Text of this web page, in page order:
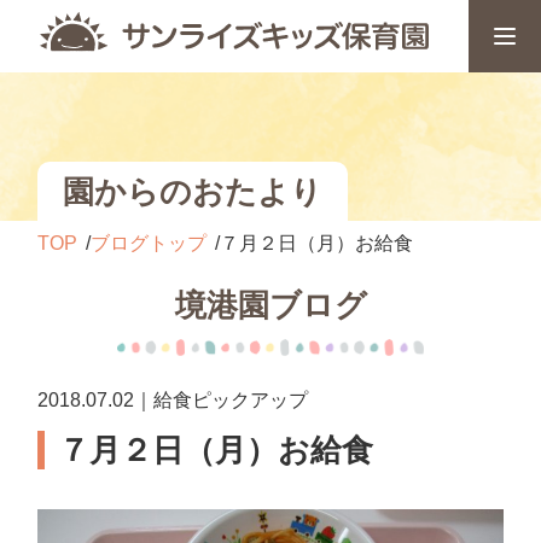
園からのおたより
TOP ブログトップ ７月２日（月）お給食
境港園ブログ
2018.07.02｜給食ピックアップ
７月２日（月）お給食